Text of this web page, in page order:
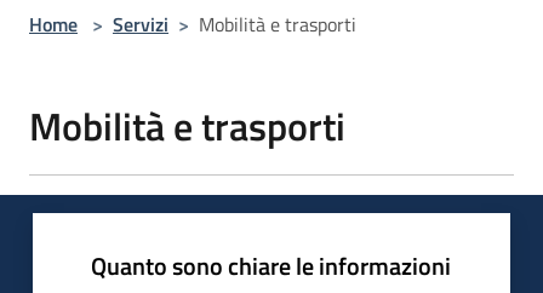
Home > Servizi > Mobilità e trasporti
Mobilità e trasporti
Quanto sono chiare le informazioni